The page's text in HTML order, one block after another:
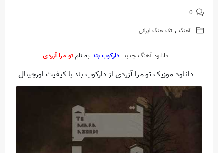
0
آهنگ , تک اهنگ ایرانی
دانلود آهنگ جدید دارکوب بند به نامتو مرا آزردی
دانلود موزیک تو مرا آزردی از دارکوب بند با کیفیت اورجینال